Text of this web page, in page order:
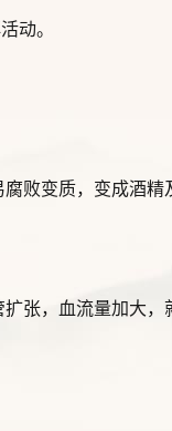
动。
败变质，变成酒
张，血流量加大